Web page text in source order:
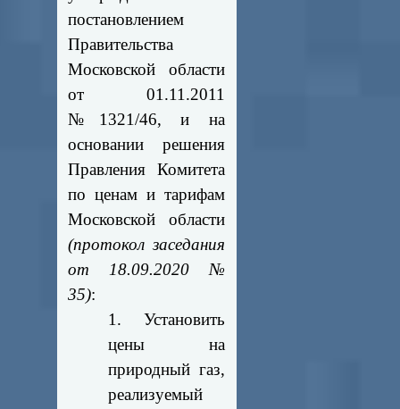
постановлением
Правительства
Московской области
от 01.11.2011
№1321/46, и на
основании решения
Правления Комитета
по ценам и тарифам
Московской области
(протокол заседания
от 18.09.2020 №
35):
1. Установить
цены на
природный газ,
реализуемый